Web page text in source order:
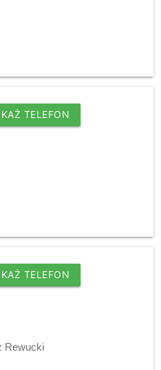
TELEFON
TELEFON
Rewucki